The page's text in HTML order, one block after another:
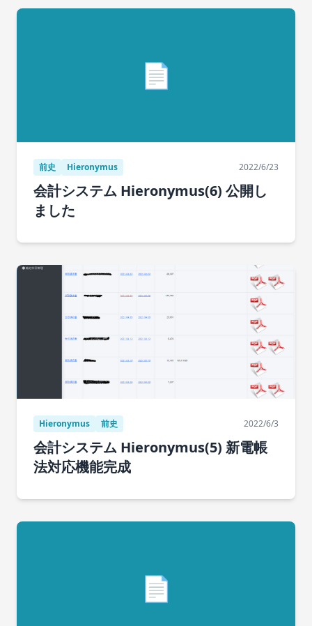
📄
前史 Hieronymus 2022/6/23
会計システム Hieronymus(6) 公開し
ました
Hieronymus 前史 2022/6/3
会計システム Hieronymus(5) 新電帳
法対応機能完成
📄